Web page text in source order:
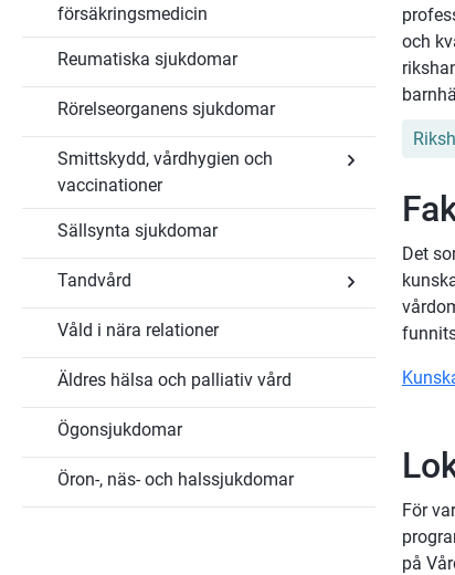
försäkringsmedicin
Undersidor
Rehabilitering,
habilitering
Reumatiska sjukdomar
Rörelseorganens sjukdomar
Smittskydd, vårdhygien och
vaccinationer
Undersidor
Smittskydd,
vårdhygien
och
vaccinationer
Sällsynta sjukdomar
Tandvård
Undersidor
för
Våld i nära relationer
Äldres hälsa och palliativ vård
Ögonsjukdomar
Öron-, näs- och halssjukdomar
och
Det
För
på